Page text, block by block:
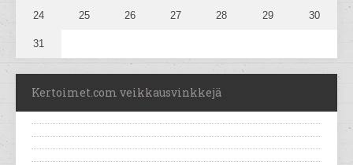
24 25 26 27 28 29 30
31
Kertoimet.com veikkausvinkkejä